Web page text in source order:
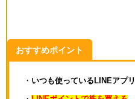
おすすめポイント
・ いつも使っているLINEアプ